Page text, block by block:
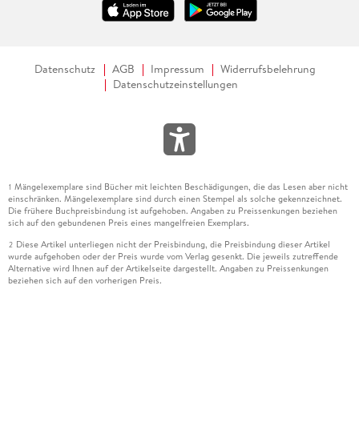
Datenschutz AGB Impressum
Widerrufsbelehrung
Datenschutzeinstellungen
1 Mängelexemplare sind Bücher mit leichten Beschädigungen, die das Lesen aber nicht
einschränken. Mängelexemplare sind durch einen Stempel als solche gekennzeichnet.
Die frühere Buchpreisbindung ist aufgehoben. Angaben zu Preissenkungen beziehen
sich auf den gebundenen Preis eines mangelfreien Exemplars.
2 Diese Artikel unterliegen nicht der Preisbindung, die Preisbindung dieser Artikel
wurde aufgehoben oder der Preis wurde vom Verlag gesenkt. Die jeweils zutreffende
Alternative wird Ihnen auf der Artikelseite dargestellt. Angaben zu Preissenkungen
beziehen sich auf den vorherigen Preis.